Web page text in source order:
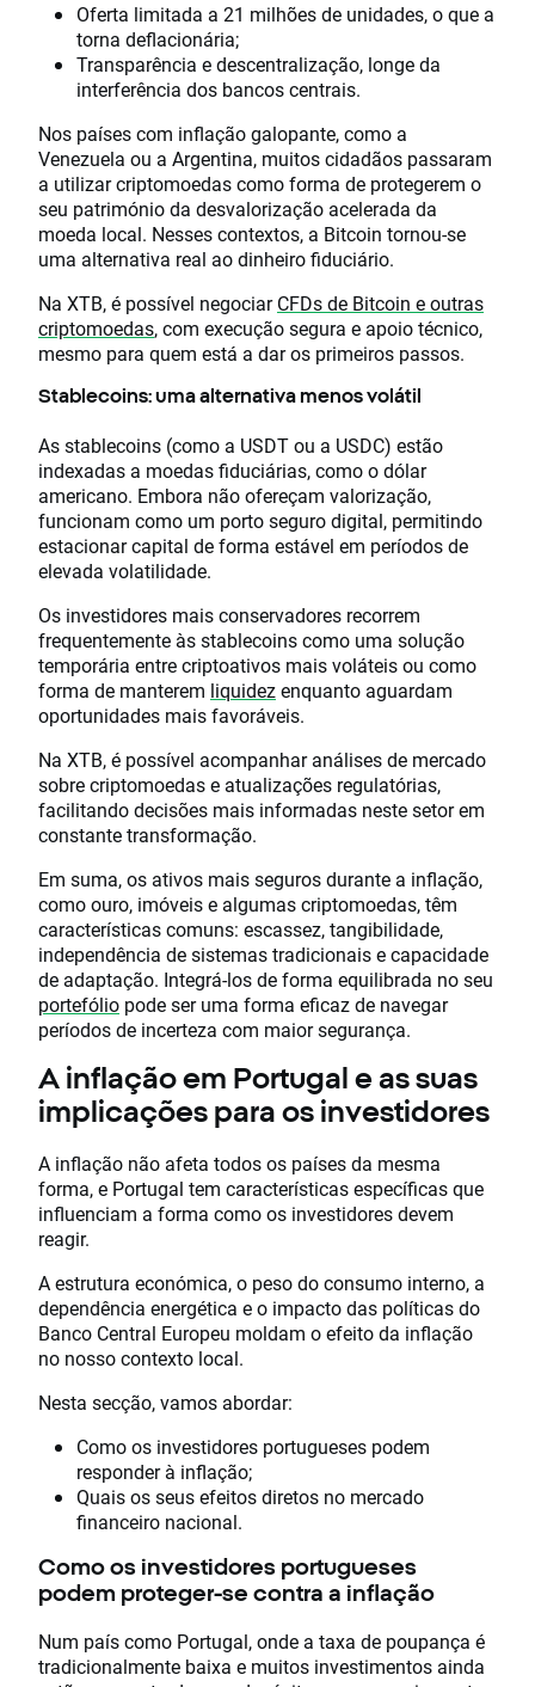
Oferta limitada a 21 milhões de unidades, o que a
torna deflacionária;
Transparência e descentralização, longe da
interferência dos bancos centrais.
Nos países com inflação galopante, como a
Venezuela ou a Argentina, muitos cidadãos passaram
a utilizar criptomoedas como forma de protegerem o
seu património da desvalorização acelerada da
moeda local. Nesses contextos, a Bitcoin tornou-se
uma alternativa real ao dinheiro fiduciário.
Na XTB, é possível negociarCFDs de Bitcoin e outras
criptomoedas, com execução segura e apoio técnico,
mesmo para quem está a dar os primeiros passos.
Stablecoins: uma alternativa menos volátil
As stablecoins (como a USDT ou a USDC) estão
indexadas a moedas fiduciárias, como o dólar
americano. Embora não ofereçam valorização,
funcionam como um porto seguro digital, permitindo
estacionar capital de forma estável em períodos de
elevada volatilidade.
Os investidores mais conservadores recorrem
frequentemente às stablecoins como uma solução
temporária entre criptoativos mais voláteis ou como
forma de manterem liquidezenquanto aguardam
oportunidades mais favoráveis.
Na XTB, é possível acompanhar análises de mercado
sobre criptomoedas e atualizações regulatórias,
facilitando decisões mais informadas neste setor em
constante transformação.
Em suma, os ativos mais seguros durante a inflação,
como ouro, imóveis e algumas criptomoedas, têm
características comuns: escassez, tangibilidade,
independência de sistemas tradicionais e capacidade
de adaptação. Integrá-los de forma equilibrada no seu
portefólio pode ser uma forma eficaz de navegar
períodos de incerteza com maior segurança.
A inflação em Portugal e as suas
implicações para os investidores
A inflação não afeta todos os países da mesma
forma, e Portugal tem características específicas que
influenciam a forma como os investidores devem
reagir.
A estrutura económica, o peso do consumo interno, a
dependência energética e o impacto das políticas do
Banco Central Europeu moldam o efeito da inflação
no nosso contexto local.
Nesta secção, vamos abordar:
Como os investidores portugueses podem
responder à inflação;
Quais os seus efeitos diretos no mercado
financeiro nacional.
Como os investidores portugueses
podem proteger-se contra a inflação
Num país como Portugal, onde a taxa de poupança é
tradicionalmente baixa e muitos investimentos ainda